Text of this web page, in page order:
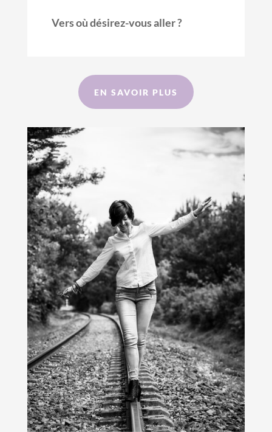
Vers où désirez-vous aller ?
EN SAVOIR PLUS